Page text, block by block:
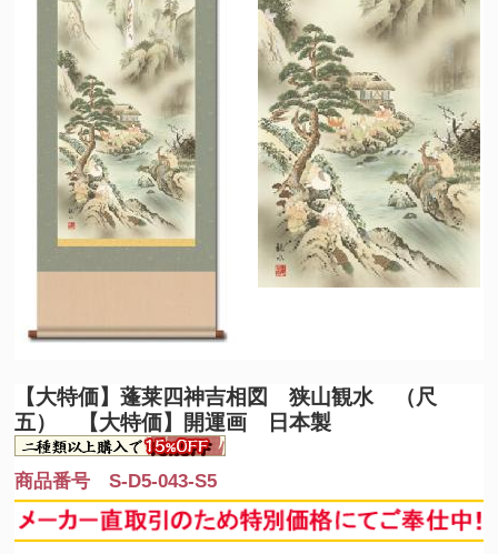
【大特価】蓬莱四神吉相図 狭山観水 （尺
五） 【大特価】開運画 日本製
商品番号 S-D5-043-S5